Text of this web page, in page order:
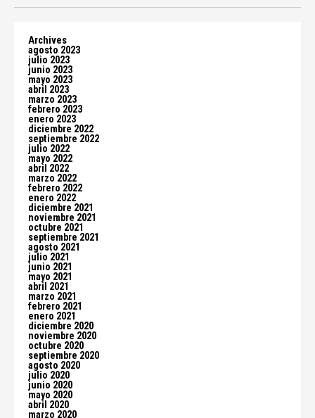
Archives
agosto 2023
julio 2023
junio 2023
mayo 2023
abril 2023
marzo 2023
febrero 2023
enero 2023
diciembre 2022
septiembre 2022
julio 2022
mayo 2022
abril 2022
marzo 2022
febrero 2022
enero 2022
diciembre 2021
noviembre 2021
octubre 2021
septiembre 2021
agosto 2021
julio 2021
junio 2021
mayo 2021
abril 2021
marzo 2021
febrero 2021
enero 2021
diciembre 2020
noviembre 2020
octubre 2020
septiembre 2020
agosto 2020
julio 2020
junio 2020
mayo 2020
abril 2020
marzo 2020